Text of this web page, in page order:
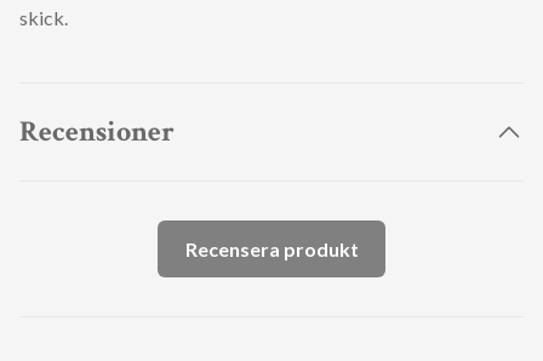
skick.
Recensioner
Recensera produkt